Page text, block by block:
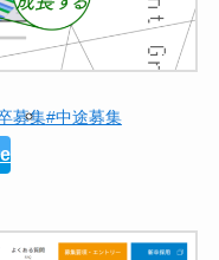
募集#中途募集